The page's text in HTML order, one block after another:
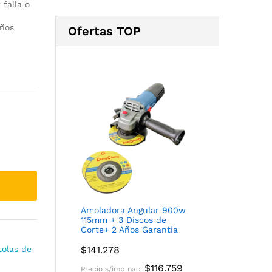
falla o
de
Ofertas TOP
Amoladora Angular 900w
115mm + 3 Discos de
Corte+ 2 Años Garantía
$141.278
Precio s/imp nac. $116.759